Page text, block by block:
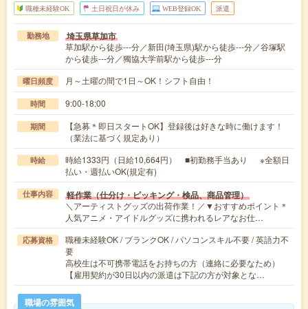
職種未経験OK 土日祝日が休み WEB登録OK 派遣
勤務地 埼玉県草加市
草加駅から徒歩---分／新田(埼玉県)駅から徒歩---分／谷塚駅
から徒歩---分／獨協大学前駅から徒歩---分
曜日頻度 月～土曜の間で1日～OK！シフト自由！
時間 9:00-18:00
期間
【急募＊即日スタートOK】登録後は好きな時に働けます！
（業法に基づく規定あり）
時給
時給1333円（日給10,664円） ■初勤務手当あり ※全額日
払い・週払いOK(規定有)
仕事内容 軽作業（仕分け・ピッキング・検品、商品管理）
＼アーティストグッズの出荷作業！／▼おすすめポイント＊
人気アニメ・アイドルグッズに携われるレアなお仕…
応募資格
職種未経験OK / ブランクOK / パソコンスキル不要 / 英語力不
要
高校生は不可携帯電話をお持ちの方（連絡に必要なため）
【雇用契約が30日以内の派遣は下記の方が対象とな…
職場の雰囲気